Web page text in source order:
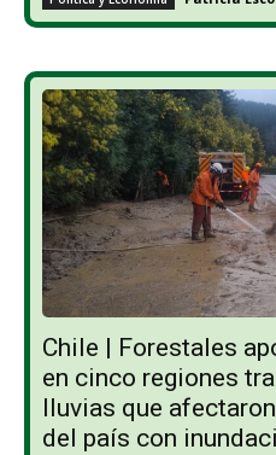
Chile | Forestales
en cinco regiones
lluvias que
del país con